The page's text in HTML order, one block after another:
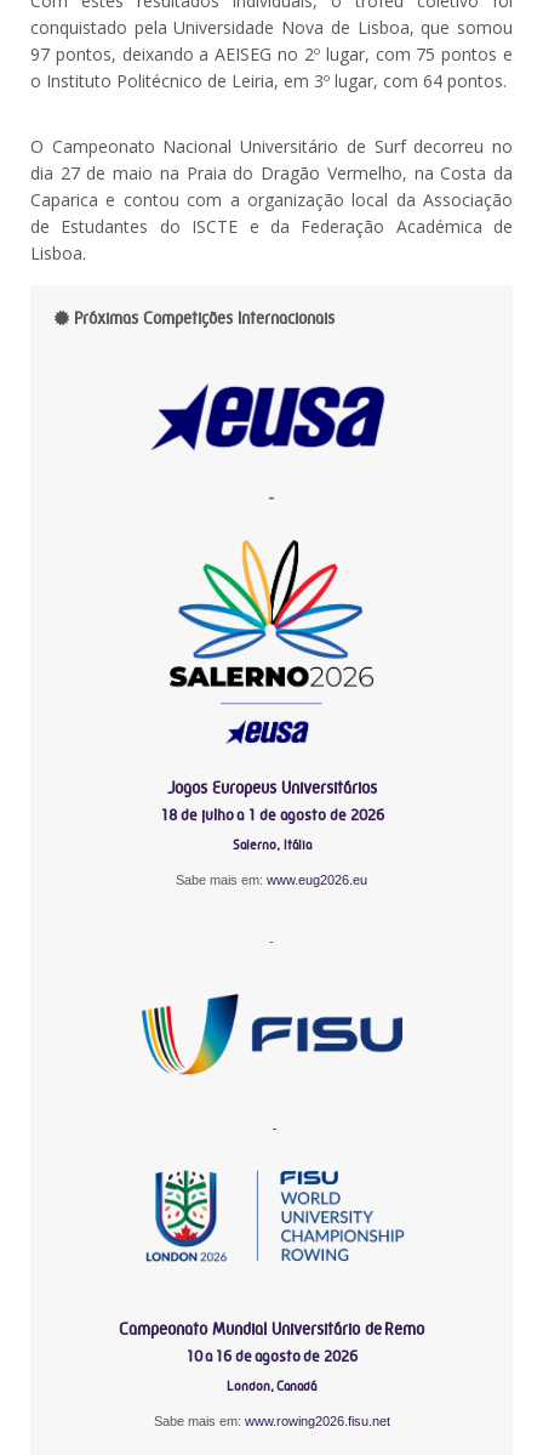
conquistado pela Universidade Nova de Lisboa, que somou
97 pontos, deixando a AEISEG no 2º lugar, com 75 pontos e
o Instituto Politécnico de Leiria, em 3º lugar, com 64 pontos.
O Campeonato Nacional Universitário de Surf decorreu no
dia 27 de maio na Praia do Dragão Vermelho, na Costa da
Caparica e contou com a organização local da Associação
de Estudantes do ISCTE e da Federação Académica de
Lisboa.
Próximas Competições Internacionais
-
Jogos Europeus Universitários
18 de julho a 1 de agosto de 2026
Salerno, Itália
Sabe mais em: www.eug2026.eu
-
-
Campeonato Mundial Universitário de Remo
10 a 16 de agosto de 2026
London, Canadá
Sabe mais em: www.rowing2026.fisu.net